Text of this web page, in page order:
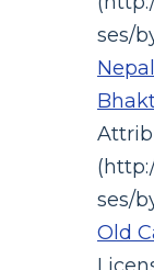
ses/
ses/
Old